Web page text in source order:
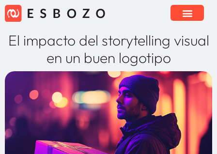
El impacto del storytelling visual
en un buen logotipo